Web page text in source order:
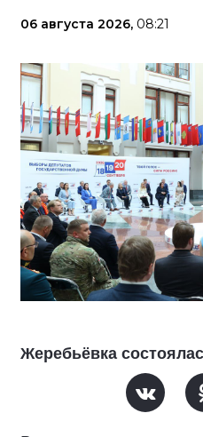
06 августа 2026, 08:21
Жеребьёвка